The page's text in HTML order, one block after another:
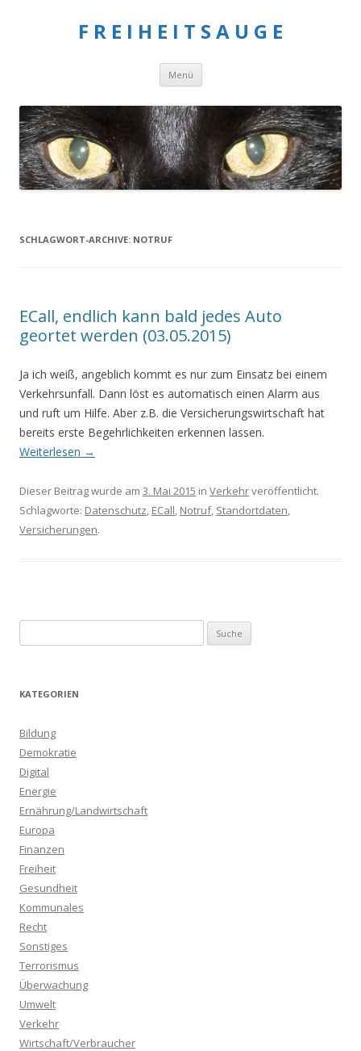
F R E I H E I T S A U G E
Menü Springe
Inhalt
SCHLAGWORT-ARCHIVE: NOTRUF
ECall, endlich kann bald jedes Auto
geortet werden (03.05.2015)
Ja ich weiß, angeblich kommt es nur zum Einsatz bei einem
Verkehrsunfall. Dann löst es automatisch einen Alarm aus
und ruft um Hilfe. Aber z.B. die Versicherungswirtschaft hat
bereits erste Begehrlichkeiten erkennen lassen.
Weiterlesen →
Dieser Beitrag wurde am 3. Mai 2015 in Verkehrveröffentlicht.
Schlagworte: Datenschutz, ECall, Notruf, Standortdaten,
Versicherungen.
u
h
n
a
c
h
:
KATEGORIEN
Bildung
Demokratie
Digital
Energie
Ernährung/Landwirtschaft
Europa
Finanzen
Freiheit
Gesundheit
Kommunales
Recht
Sonstiges
Terrorismus
Überwachung
Umwelt
Verkehr
Wirtschaft/Verbraucher